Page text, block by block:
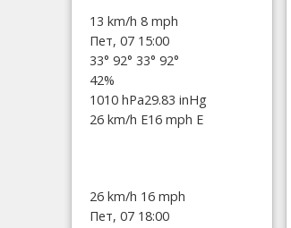
13 km/h 8 mph
Пет, 07 15:00
33° 92° 33° 92°
42%
1010 hPa29.83 inHg
26 km/h E16 mph E
26 km/h 16 mph
Пет, 07 18:00